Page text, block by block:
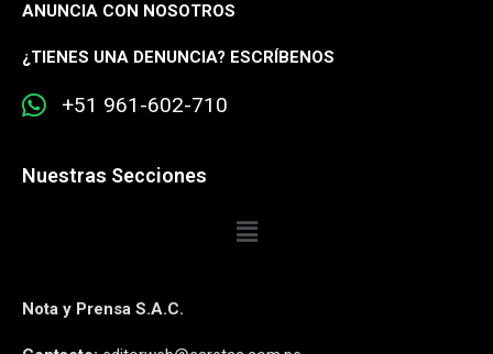
ANUNCIA CON NOSOTROS
¿TIENES UNA DENUNCIA? ESCRÍBENOS
+51 961-602-710
Nuestras Secciones
Nota y Prensa S.A.C.